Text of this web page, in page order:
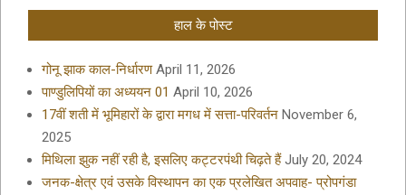
हाल के पोस्ट
गोनू झाक काल-निर्धारण April 11, 2026
पाण्डुलिपियों का अध्ययन 01 April 10, 2026
17वीं शती में भूमिहारों के द्वारा मगध में सत्ता-परिवर्तन November 6,
2025
मिथिला झुक नहीं रही है, इसलिए कट्टरपंथी चिढ़ते हैं July 20, 2024
जनक-क्षेत्र एवं उसके विस्थापन का एक प्रलेखित अपवाह- प्रोपगंडा